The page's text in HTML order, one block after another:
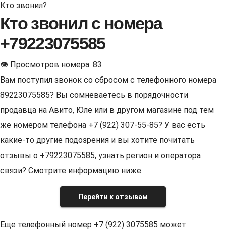
Кто звонил?
Кто звонил с номера
+79223075585
👁 Просмотров номера: 83
Вам поступил звонок со сбросом с телефонного номера
89223075585? Вы сомневаетесь в порядочности
продавца на Авито, Юле или в другом магазине под тем
же номером телефона +7 (922) 307-55-85? У вас есть
какие-то другие подозрения и вы хотите почитать
отзывы о +79223075585, узнать регион и оператора
связи? Смотрите информацию ниже.
Перейти к отзывам
Еще телефонный номер +7 (922) 3075585 может